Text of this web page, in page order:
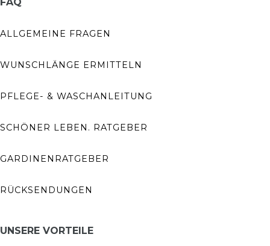
ALLGEMEINE FRAGEN
WUNSCHLÄNGE ERMITTELN
PFLEGE- & WASCHANLEITUNG
SCHÖNER LEBEN. RATGEBER
GARDINENRATGEBER
RÜCKSENDUNGEN
UNSERE VORTEILE